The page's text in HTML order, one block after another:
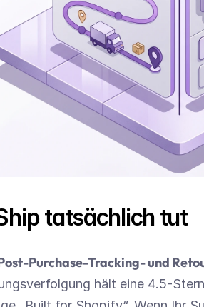
tatsächlich tut
Purchase-Tracking- und
hält eine 4.5-